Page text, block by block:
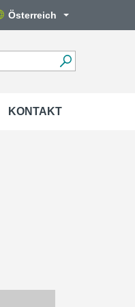
Österreich
KONTAKT